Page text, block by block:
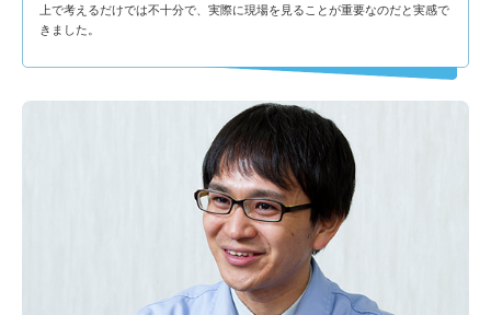
上で考えるだけでは不十分で、実際に現場を見ることが重要なのだと実感で
きました。